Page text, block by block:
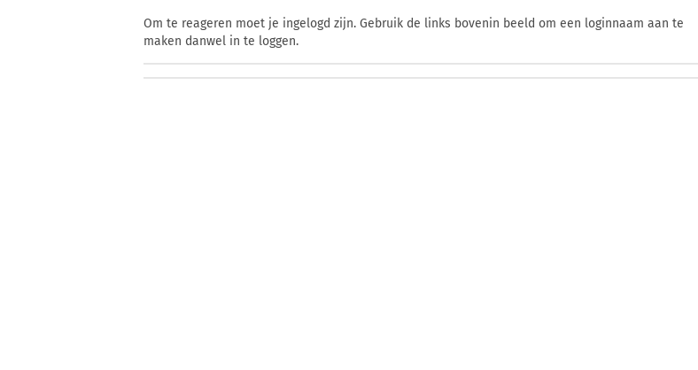
Om te reageren moet je ingelogd zijn. Gebruik de links bovenin beeld om een loginnaam aan te
maken danwel in te loggen.